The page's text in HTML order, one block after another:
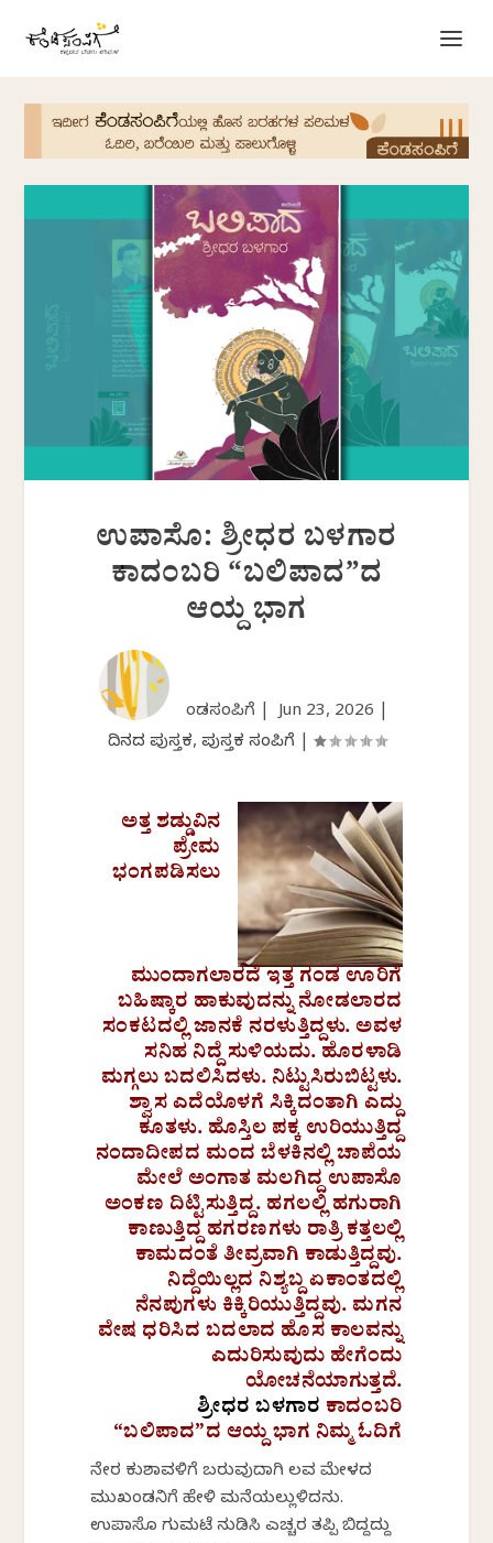
ಉಪಾಸೊ: ಶ್ರೀಧರ ಬಳಗಾರ
ಕಾದಂಬರಿ “ಬಲಿಪಾದ”ದ
ಆಯ್ದ ಭಾಗ
ಕೆಂಡಸಂಪಿಗೆ |Jun 23, 2026
ದಿನದ ಪುಸ್ತಕ, ಪುಸ್ತಕ ಸಂಪಿಗೆ
ಅತ್ತ ಶಡ್ಡುವಿನ
ಪ್ರೇಮ
ಭಂಗಪಡಿಸಲು
ಮುಂದಾಗಲಾರದೆ ಇತ್ತ ಗಂಡ ಊರಿಗೆ
ಬಹಿಷ್ಕಾರ ಹಾಕುವುದನ್ನು ನೋಡಲಾರದ
ಸಂಕಟದಲ್ಲಿ ಜಾನಕೆ ನರಳುತ್ತಿದ್ದಳು. ಅವಳ
ಸನಿಹ ನಿದ್ದೆ ಸುಳಿಯದು. ಹೊರಳಾಡಿ
ಮಗ್ಗಲು ಬದಲಿಸಿದಳು. ನಿಟ್ಟುಸಿರುಬಿಟ್ಟಳು.
ಶ್ವಾಸ ಎದೆಯೊಳಗೆ ಸಿಕ್ಕಿದಂತಾಗಿ ಎದ್ದು
ಕೂತಳು. ಹೊಸ್ತಿಲ ಪಕ್ಕ ಉರಿಯುತ್ತಿದ್ದ
ನಂದಾದೀಪದ ಮಂದ ಬೆಳಕಿನಲ್ಲಿ ಚಾಪೆಯ
ಮೇಲೆ ಅಂಗಾತ ಮಲಗಿದ್ದ ಉಪಾಸೊ
ಅಂಕಣ ದಿಟ್ಟಿಸುತ್ತಿದ್ದ. ಹಗಲಲ್ಲಿ ಹಗುರಾಗಿ
ಕಾಣುತ್ತಿದ್ದ ಹಗರಣಗಳು ರಾತ್ರಿ ಕತ್ತಲಲ್ಲಿ
ಕಾಮದಂತೆ ತೀವ್ರವಾಗಿ ಕಾಡುತ್ತಿದ್ದವು.
ನಿದ್ದೆಯಿಲ್ಲದ ನಿಶ್ಯಬ್ದ ಏಕಾಂತದಲ್ಲಿ
ನೆನಪುಗಳು ಕಿಕ್ಕಿರಿಯುತ್ತಿದ್ದವು. ಮಗನ
ವೇಷ ಧರಿಸಿದ ಬದಲಾದ ಹೊಸ ಕಾಲವನ್ನು
ಎದುರಿಸುವುದು ಹೇಗೆಂದು
ಯೋಚನೆಯಾಗುತ್ತದೆ.
ಶ್ರೀಧರ ಬಳಗಾರ ಕಾದಂಬರಿ
“ಬಲಿಪಾದ”ದ ಆಯ್ದ ಭಾಗ ನಿಮ್ಮ ಓದಿಗೆ
ನೇರ ಕುಶಾವಳಿಗೆ ಬರುವುದಾಗಿ ಲವ ಮೇಳದ
ಮುಖಂಡನಿಗೆ ಹೇಳಿ ಮನೆಯಲ್ಲುಳಿದನು.
ಉಪಾಸೊ ಗುಮಟೆ ನುಡಿಸಿ ಎಚ್ಚರ ತಪ್ಪಿ ಬಿದ್ದದ್ದು